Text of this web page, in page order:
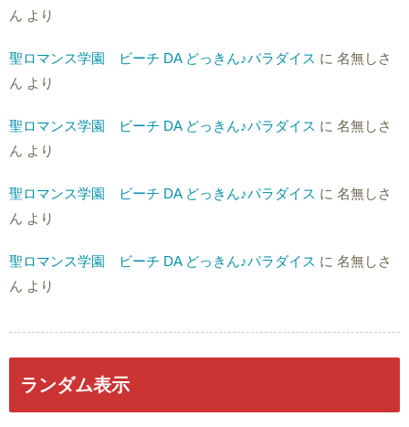
ん より
聖ロマンス学園 ビーチ DA どっきん♪パラダイス に 名無しさ
ん より
聖ロマンス学園 ビーチ DA どっきん♪パラダイス に 名無しさ
ん より
聖ロマンス学園 ビーチ DA どっきん♪パラダイス に 名無しさ
ん より
聖ロマンス学園 ビーチ DA どっきん♪パラダイス に 名無しさ
ん より
ランダム表示